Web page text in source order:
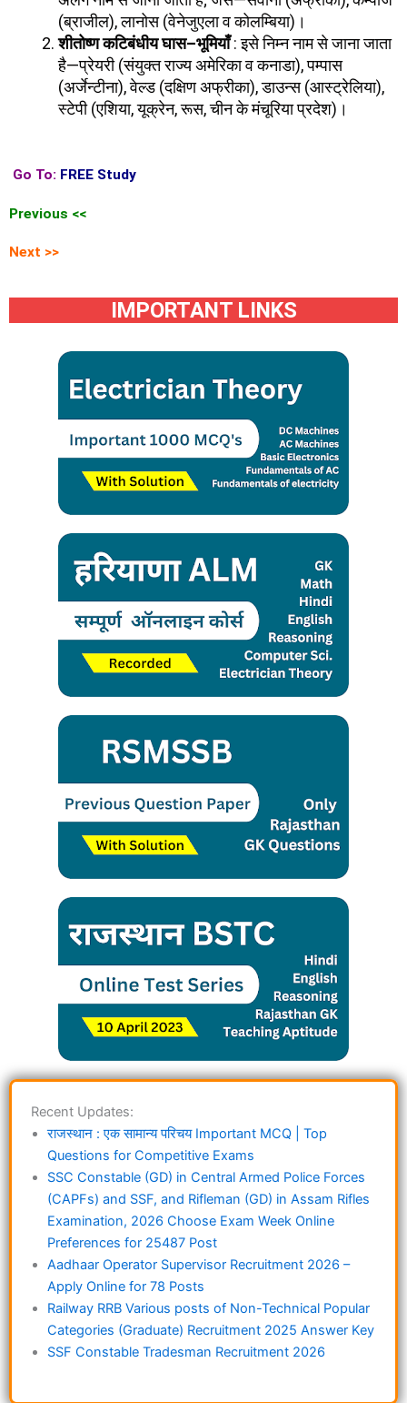
(ब्राजील), लानोस (वेनेजुएला व कोलम्बिया)।
शीतोष्ण कटिबंधीय घास–भूमियाँ: इसे निम्न नाम से जाना जाता
है—प्रेयरी (संयुक्त राज्य अमेरिका व कनाडा), पम्पास
(अर्जेन्टीना), वेल्ड (दक्षिण अफ्रीका), डाउन्स (आस्ट्रेलिया),
स्टेपी (एशिया, यूक्रेन, रूस, चीन के मंचूरिया प्रदेश)।
Go To: FREE Study
Previous <<
Next >>
IMPORTANT LINKS
Recent Updates:
राजस्थान : एक सामान्य परिचय Important MCQ | Top
Questions for Competitive Exams
SSC Constable (GD) in Central Armed Police Forces
(CAPFs) and SSF, and Rifleman (GD) in Assam Rifles
Examination, 2026 Choose Exam Week Online
Preferences for 25487 Post
Aadhaar Operator Supervisor Recruitment 2026 –
Apply Online for 78 Posts
Railway RRB Various posts of Non-Technical Popular
Categories (Graduate) Recruitment 2025 Answer Key
SSF Constable Tradesman Recruitment 2026